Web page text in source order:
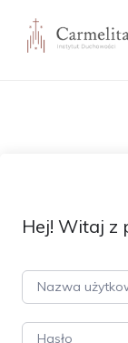
Hej! Witaj z